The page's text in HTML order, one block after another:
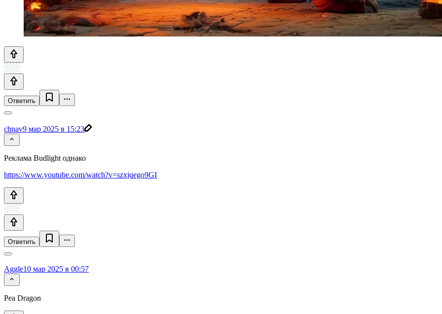
Ответить
chnav9 мар 2025 в 15:23
Реклама Budlight однако
https://www.youtube.com/watch?v=szxjqego9GI
Ответить
Aggle10 мар 2025 в 00:57
Pea Dragon